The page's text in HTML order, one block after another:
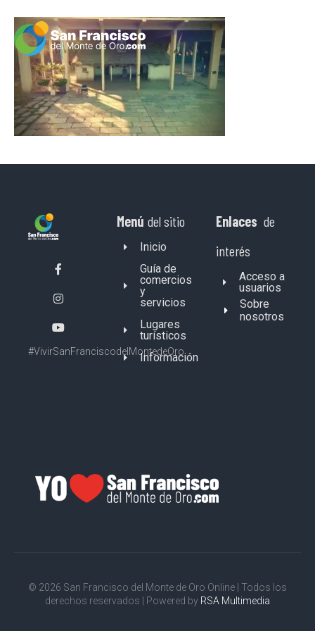
#VivirSanFranciscodelMontedeOro
Menú del sitio
Inicio
Guía de
comercios
y
servicios
Lugares
turísticos
Información
Enlaces de
interés
Acceso a
usuarios
Sobre
nosotros
© 2026 San Francisco del Monte de Oro Online | Todos los
derechos reservados | Powered by RSA Multimedia